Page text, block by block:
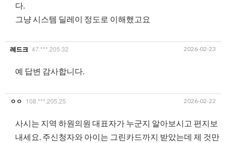
다.
그냥 시스템 딜레이 정도로 이해했고요
레드크 47.***.205.32 2026-02-23
예 답변 감사합니다.
ㅇㅇ 108.***.205.25 2026-02-22
사시는 지역 하원의원 대표자가 누군지 알아보시고 편지보
내세요. 주신청자와 아이는 그린카드까지 받았는데 제 것만